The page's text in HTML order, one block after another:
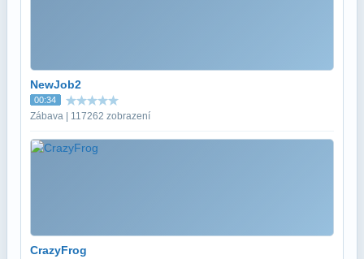
NewJob2
00:34
Zábava | 117262 zobrazení
CrazyFrog